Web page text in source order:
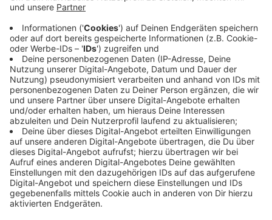
abgetrennt und als Isolierstation eingerichtet. Das
Gesundheitsamt begleitet die Maßnahmen. Aktuell
müssen 14 Heimbewohner im Krankenhaus behandelt
werden. - Der 7 Tage-Index in Düsseldorf liegt
unverändert bei knapp 27 (26,8) Neuerkrankungen pro
100.000 Einwohnern. Erneut angestiegen ist heute die
Zahl der Menschen in häuslicher Quarantäne: 1.600
Düsseldorfer haben im Moment Hausarrest.
Aktuelle Coronazahlen der Stadt
Das Luisenheim in Eller
ANTENNE-Liveticker zu Corona